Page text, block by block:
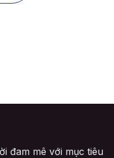
đam mê với mục tiêu